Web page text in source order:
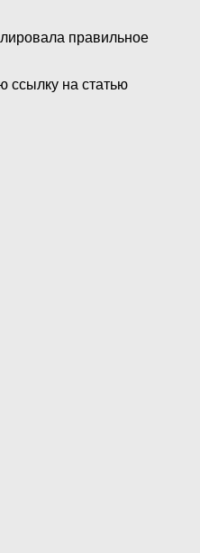
правильное
ссылку на статью